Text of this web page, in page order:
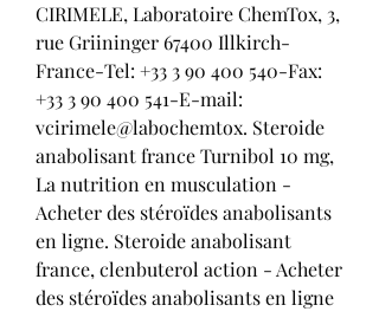
CIRIMELE, Laboratoire ChemTox, 3,
rue Griininger 67400 Illkirch-
France-Tel: +33 3 90 400 540-Fax:
+33 3 90 400 541-E-mail:
vcirimele@labochemtox. Steroide
anabolisant france Turnibol 10 mg,
La nutrition en musculation -
Acheter des stéroïdes anabolisants
en ligne. Steroide anabolisant
france, clenbuterol action - Acheter
des stéroïdes anabolisants en ligne